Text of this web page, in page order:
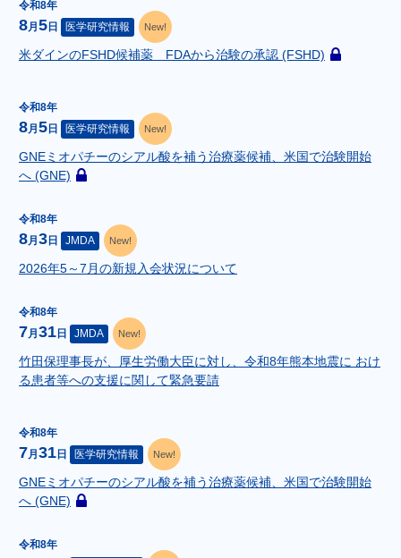
令和8年
8月5日 医学研究情報 New!
米ダインのFSHD候補薬 FDAから治験の承認 (FSHD)
会
令和8年
8月5日 医学研究情報 New!
GNEミオパチーのシアル酸を補う治療薬候補、米国で治験開始
へ (GNE)
事
は
定
で
す
令和8年
8月 3 日 JMDA New!
2026年5～7月の新規入会状況について
令和8年
7月 31 日 JMDA New!
竹田保理事長が、厚生労働大臣に対し、令和8年熊本地震に おけ
る患者等への支援に関して緊急要請
令和8年
7月 31 日 医学研究情報 New!
GNEミオパチーのシアル酸を補う治療薬候補、米国で治験開始
へ (GNE)
令和8年